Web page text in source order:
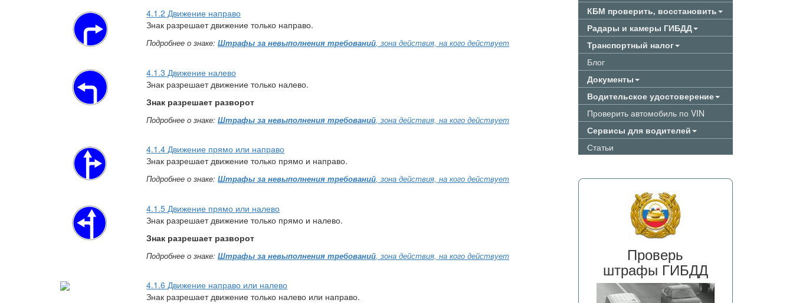
4.1.2 Движение направо
Знак разрешает движение только направо.
Подробнее о знаке:Штрафы за невыполнения требований, зона действия, на кого действует
4.1.3 Движение налево
Знак разрешает движение только налево.
Знак разрешает разворот
Подробнее о знаке:Штрафы за невыполнения требований, зона действия, на кого действует
4.1.4 Движение прямо или направо
Знак разрешает движение только прямо и направо.
Подробнее о знаке:Штрафы за невыполнения требований, зона действия, на кого действует
4.1.5 Движение прямо или налево
Знак разрешает движение только прямо и налево.
Знак разрешает разворот
Подробнее о знаке:Штрафы за невыполнения требований, зона действия, на кого действует
4.1.6 Движение направо или налево
Знак разрешает движение только налево или направо.
КБМ проверить, восстановить
Радары и камеры ГИБДД
Транспортный налог
Блог
Документы
Водительское удостоверение
Проверить автомобиль по VIN
Сервисы для водителей
Статьи
Проверь
штрафы ГИБДД